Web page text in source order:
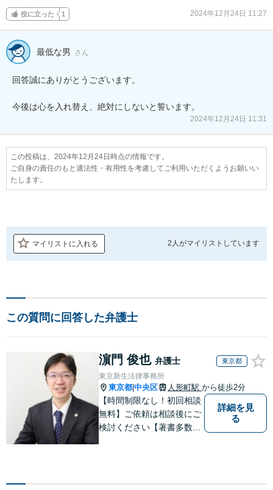
役に立った 1 2024年12月24日 11:27
最低な男 さん
回答誠にありがとうございます。
今後は心を入れ替え、絶対にしないと誓います。
2024年12月24日 11:31
この投稿は、2024年12月24日時点の情報です。
ご自身の責任のもと適法性・有用性を考慮してご利用いただくようお願いい
たします。
マイリストに入れる 2人がマイリストしています
この質問に回答した弁護士
濵門 俊也 弁護士 東京都
東京新生法律事務所
東京都 中央区 人形町駅 から徒歩2分
【時間制限なし！初回相談
無料】ご依頼は相談後にご
検討ください【著書多数】
詳細を見
る